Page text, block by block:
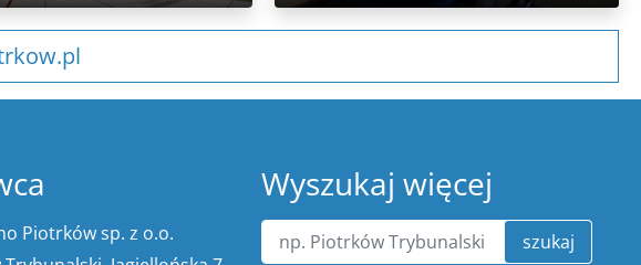
Piotrków sp. z o.o.
Wyszukaj więcej
szukaj